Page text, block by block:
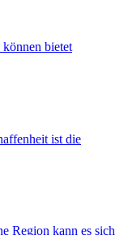
bietet
ist die
Region kann es sich